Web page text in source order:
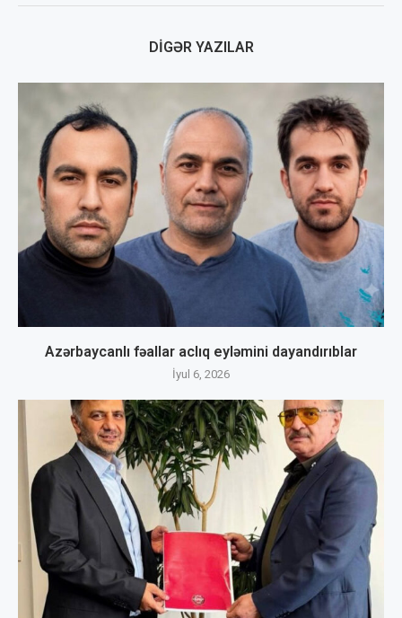
DIGƏR YAZILAR
Azərbaycanlı fəallar aclıq eyləmini dayandırıblar
İyul 6, 2026